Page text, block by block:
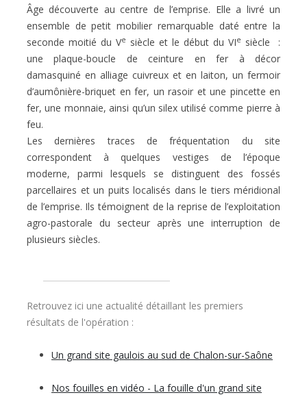
Âge découverte au centre de l’emprise. Elle a livré un
ensemble de petit mobilier remarquable daté entre la
seconde moitié du Ve siècle et le début du VIe siècle :
une plaque-boucle de ceinture en fer à décor
damasquiné en alliage cuivreux et en laiton, un fermoir
d’aumônière-briquet en fer, un rasoir et une pincette en
fer, une monnaie, ainsi qu’un silex utilisé comme pierre à
feu.
Les dernières traces de fréquentation du site
correspondent à quelques vestiges de l’époque
moderne, parmi lesquels se distinguent des fossés
parcellaires et un puits localisés dans le tiers méridional
de l’emprise. Ils témoignent de la reprise de l’exploitation
agro-pastorale du secteur après une interruption de
plusieurs siècles.
Retrouvez ici une actualité détaillant les premiers
résultats de l'opération :
Un grand site gaulois au sud de Chalon-sur-Saône
Nos fouilles en vidéo - La fouille d'un grand site